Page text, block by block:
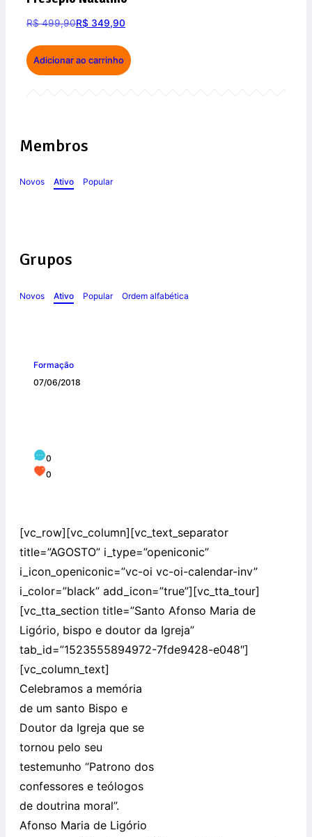
R$499,90R$ 349,90
Adicionar ao carrinho
Membros
Novos Ativo Popular
Grupos
Novos Ativo Popular Ordem alfabética
Formação
07/06/2018
0
0
[vc_row][vc_column][vc_text_separator
title=”AGOSTO” i_type=”openiconic”
i_icon_openiconic=”vc-oi vc-oi-calendar-inv”
i_color=”black” add_icon=”true”][vc_tta_tour]
[vc_tta_section title=”Santo Afonso Maria de
Ligório, bispo e doutor da Igreja”
tab_id=”1523555894972-7fde9428-e048″]
[vc_column_text]
Celebramos a memória
de um santo Bispo e
Doutor da Igreja que se
tornou pelo seu
testemunho “Patrono dos
confessores e teólogos
de doutrina moral”.
Afonso Maria de Ligório